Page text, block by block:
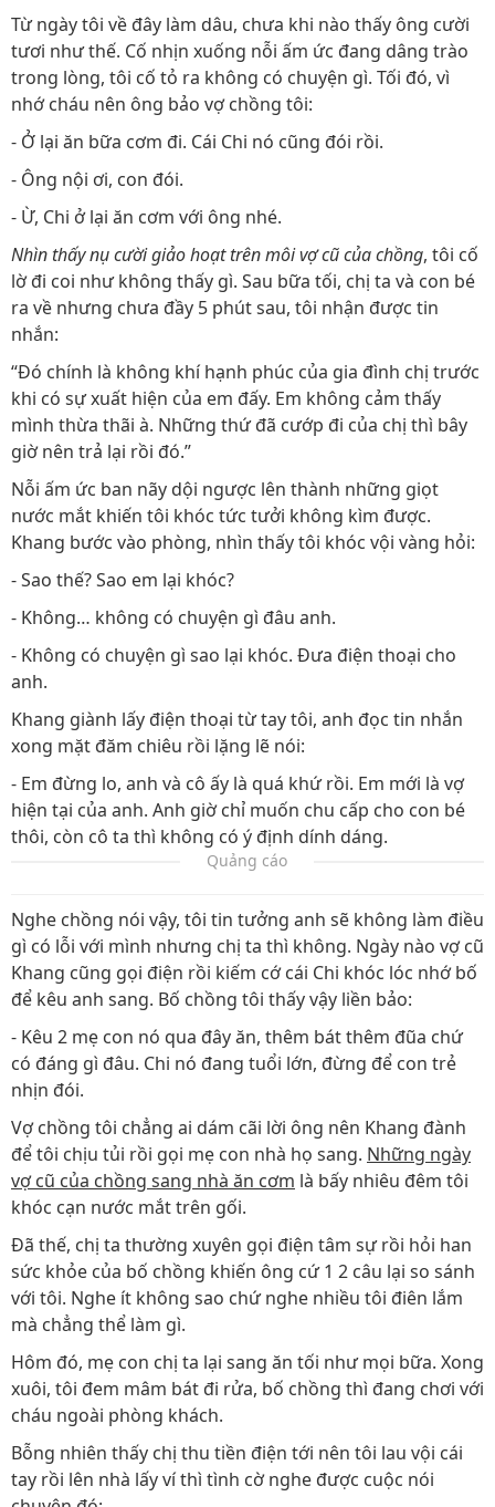
Từ ngày tôi về đây làm dâu, chưa khi nào thấy ông cười
tươi như thế. Cố nhịn xuống nỗi ấm ức đang dâng trào
trong lòng, tôi cố tỏ ra không có chuyện gì. Tối đó, vì
nhớ cháu nên ông bảo vợ chồng tôi:
- Ở lại ăn bữa cơm đi. Cái Chi nó cũng đói rồi.
- Ông nội ơi, con đói.
- Ừ, Chi ở lại ăn cơm với ông nhé.
Nhìn thấy nụ cười giảo hoạt trên môi vợ cũ của chồng, tôi cố
lờ đi coi như không thấy gì. Sau bữa tối, chị ta và con bé
ra về nhưng chưa đầy 5 phút sau, tôi nhận được tin
nhắn:
“Đó chính là không khí hạnh phúc của gia đình chị trước
khi có sự xuất hiện của em đấy. Em không cảm thấy
mình thừa thãi à. Những thứ đã cướp đi của chị thì bây
giờ nên trả lại rồi đó.”
Nỗi ấm ức ban nãy dội ngược lên thành những giọt
nước mắt khiến tôi khóc tức tưởi không kìm được.
Khang bước vào phòng, nhìn thấy tôi khóc vội vàng hỏi:
- Sao thế? Sao em lại khóc?
- Không… không có chuyện gì đâu anh.
- Không có chuyện gì sao lại khóc. Đưa điện thoại cho
anh.
Khang giành lấy điện thoại từ tay tôi, anh đọc tin nhắn
xong mặt đăm chiêu rồi lặng lẽ nói:
- Em đừng lo, anh và cô ấy là quá khứ rồi. Em mới là vợ
hiện tại của anh. Anh giờ chỉ muốn chu cấp cho con bé
thôi, còn cô ta thì không có ý định dính dáng.
Quảng cáo
Nghe chồng nói vậy, tôi tin tưởng anh sẽ không làm điều
gì có lỗi với mình nhưng chị ta thì không. Ngày nào vợ cũ
Khang cũng gọi điện rồi kiếm cớ cái Chi khóc lóc nhớ bố
để kêu anh sang. Bố chồng tôi thấy vậy liền bảo:
- Kêu 2 mẹ con nó qua đây ăn, thêm bát thêm đũa chứ
có đáng gì đâu. Chi nó đang tuổi lớn, đừng để con trẻ
nhịn đói.
Vợ chồng tôi chẳng ai dám cãi lời ông nên Khang đành
để tôi chịu tủi rồi gọi mẹ con nhà họ sang. Những ngày
vợ cũ của chồng sang nhà ăn cơm là bấy nhiêu đêm tôi
khóc cạn nước mắt trên gối.
Đã thế, chị ta thường xuyên gọi điện tâm sự rồi hỏi han
sức khỏe của bố chồng khiến ông cứ 1 2 câu lại so sánh
với tôi. Nghe ít không sao chứ nghe nhiều tôi điên lắm
mà chẳng thể làm gì.
Hôm đó, mẹ con chị ta lại sang ăn tối như mọi bữa. Xong
xuôi, tôi đem mâm bát đi rửa, bố chồng thì đang chơi với
cháu ngoài phòng khách.
Bỗng nhiên thấy chị thu tiền điện tới nên tôi lau vội cái
tay rồi lên nhà lấy ví thì tình cờ nghe được cuộc nói